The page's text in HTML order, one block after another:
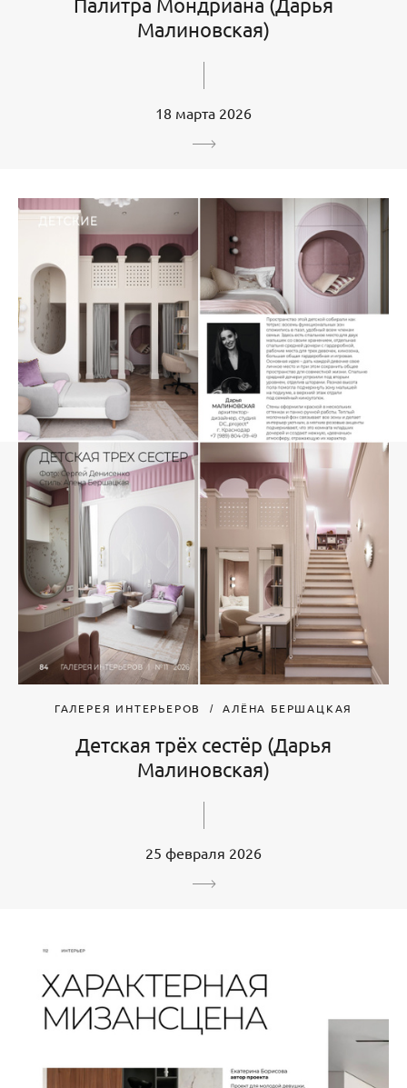
Палитра Мондриана (Дарья
Малиновская)
18 марта 2026
ГАЛЕРЕЯ ИНТЕРЬЕРОВ АЛЁНА БЕРШАЦКАЯ
Детская трёх сестёр (Дарья
Малиновская)
25 февраля 2026